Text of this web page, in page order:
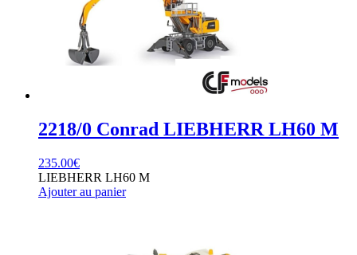
2218/0 Conrad LIEBHERR LH60 M
235.00€
LIEBHERR LH60 M
Ajouter au panier